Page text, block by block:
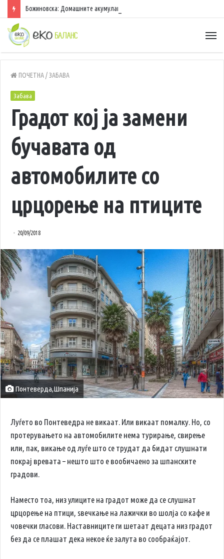
ПОЧЕТНА/ЗАБАВА
Забава
Градот кој ја замени
бучавата од
автомобилите со
црцорење на птиците
20/09/2018
Понтеверда,Шпанија
Луѓето во Понтеведра не викаат. Или викаат помалку. Но, со
протерувањето на автомобилите нема турирање, свирење
или, пак, викање од луѓе што се трудат да бидат слушнати
покрај вревата – нешто што е вообичаено за шпанските
градови.
Наместо тоа, низ улиците на градот може да се слушнат
црцорење на птици, ѕвечкање на лажички во шолја со кафе и
човечки гласови. Наставниците ги шетаат децата низ градот
без да се плашат дека некое ќе залута во сообраќајот.